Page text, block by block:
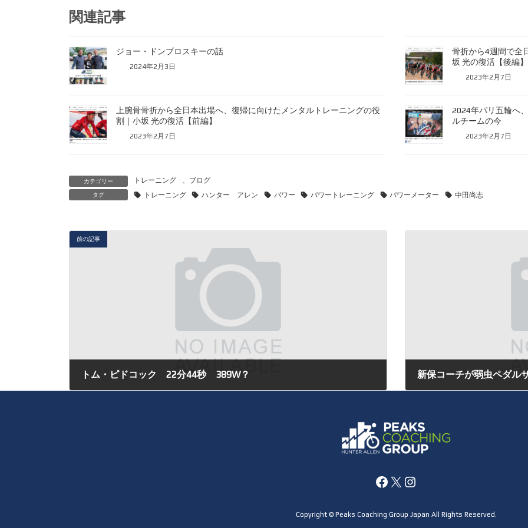
関連記事
ジョー・ドンブロスキーの話
2024年2月3日
骨折から4週間で全
坂 光の復活【後編】
2023年2月7日
上腕骨骨折から全日本出場へ、復帰に向けたメンタルトレーニングの役
割｜小坂 光の復活【前編】
2023年2月7日
2024年パリ五輪へ
ルチームの今
2023年2月7日
カテゴリー トレーニング ブログ
タグ トレーニング ハンター アレン パワー パワートレーニング パワーメーター 中田尚志
前の記事
トム・ピドコック 22分44秒 389W？ 新保コーチが弱虫ペダル
Facebook
X Instagram
Copyright © Peaks Coaching Group Japan All Rights Reserved.